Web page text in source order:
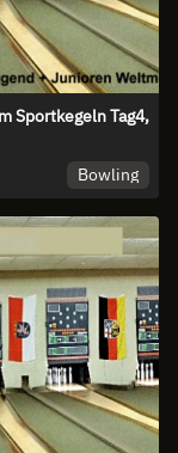
Sportkegeln Tag4,
Bowling